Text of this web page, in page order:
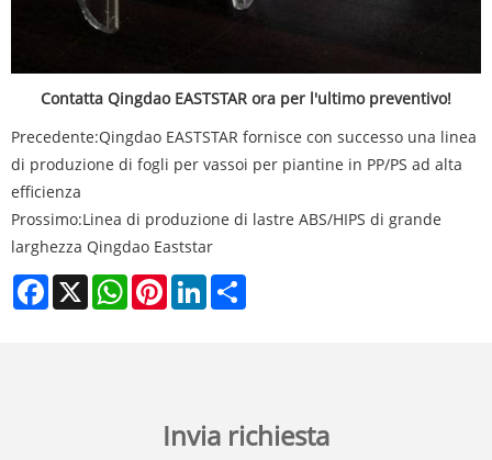
Contatta Qingdao EASTSTAR ora per l'ultimo preventivo!
Precedente:Qingdao EASTSTAR fornisce con successo una linea
di produzione di fogli per vassoi per piantine in PP/PS ad alta
efficienza
Prossimo:Linea di produzione di lastre ABS/HIPS di grande
larghezza Qingdao Eaststar
Facebook
X WhatsAppPinterestLinkedIn
Invia richiesta